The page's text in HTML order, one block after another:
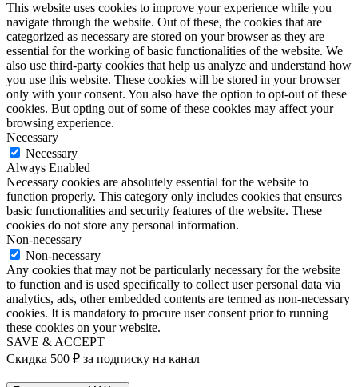
This website uses cookies to improve your experience while you
navigate through the website. Out of these, the cookies that are
categorized as necessary are stored on your browser as they are
essential for the working of basic functionalities of the website. We
also use third-party cookies that help us analyze and understand how
you use this website. These cookies will be stored in your browser
only with your consent. You also have the option to opt-out of these
cookies. But opting out of some of these cookies may affect your
browsing experience.
Necessary
Necessary
Always Enabled
Necessary cookies are absolutely essential for the website to
function properly. This category only includes cookies that ensures
basic functionalities and security features of the website. These
cookies do not store any personal information.
Non-necessary
Non-necessary
Any cookies that may not be particularly necessary for the website
to function and is used specifically to collect user personal data via
analytics, ads, other embedded contents are termed as non-necessary
cookies. It is mandatory to procure user consent prior to running
these cookies on your website.
SAVE & ACCEPT
Скидка 500 ₽ за подписку на канал